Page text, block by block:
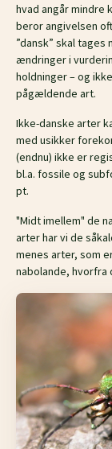
hvad angår mindre
beror angivelsen
”dansk” skal
ændringer i
holdninger – og
pågældende art.
Ikke-danske arter
med usikker
(endnu) ikke er
bl.a. fossile og
pt.
"Midt imellem" de
arter har vi de
menes arter, som
nabolande, hvorfra